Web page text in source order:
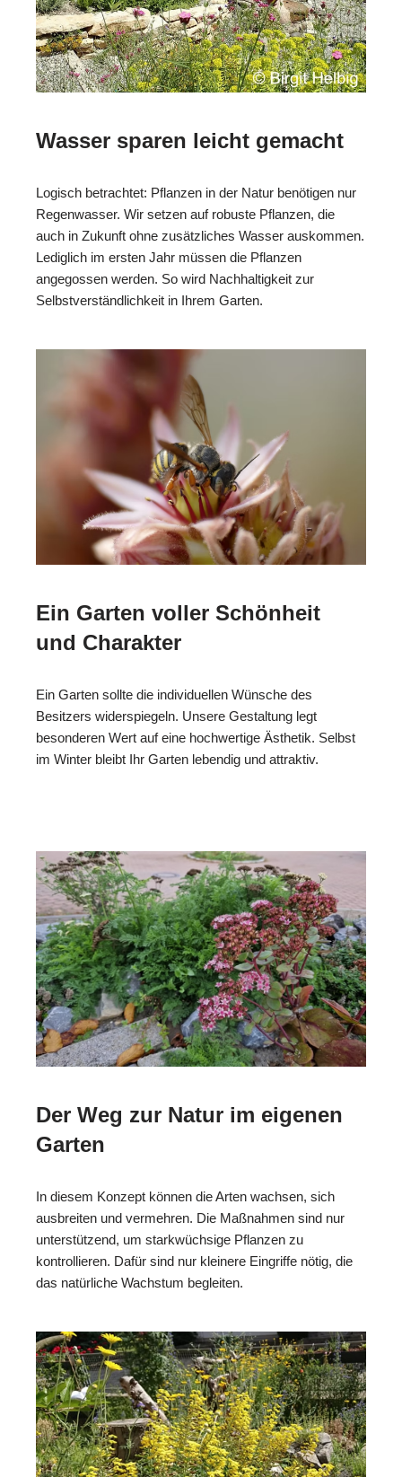
Wasser sparen leicht gemacht
Logisch betrachtet: Pflanzen in der Natur benötigen nur
Regenwasser. Wir setzen auf robuste Pflanzen, die
auch in Zukunft ohne zusätzliches Wasser auskommen.
Lediglich im ersten Jahr müssen die Pflanzen
angegossen werden. So wird Nachhaltigkeit zur
Selbstverständlichkeit in Ihrem Garten.
Ein Garten voller Schönheit
und Charakter
Ein Garten sollte die individuellen Wünsche des
Besitzers widerspiegeln. Unsere Gestaltung legt
besonderen Wert auf eine hochwertige Ästhetik. Selbst
im Winter bleibt Ihr Garten lebendig und attraktiv.
Der Weg zur Natur im eigenen
Garten
In diesem Konzept können die Arten wachsen, sich
ausbreiten und vermehren. Die Maßnahmen sind nur
unterstützend, um starkwüchsige Pflanzen zu
kontrollieren. Dafür sind nur kleinere Eingriffe nötig, die
das natürliche Wachstum begleiten.